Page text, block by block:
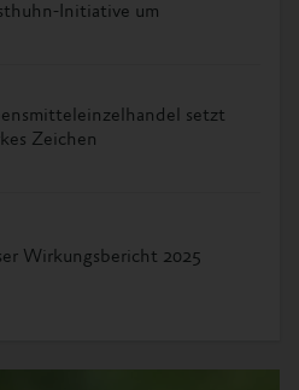
Initiative um
setzt
Zeichen
Wirkungsbericht 2025